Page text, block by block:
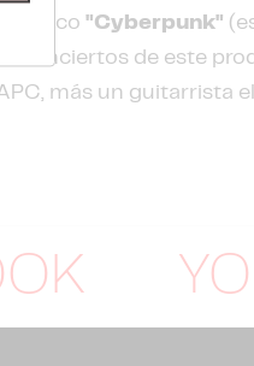
"Cyberpunk"
conciertos de este
más un guitarrista